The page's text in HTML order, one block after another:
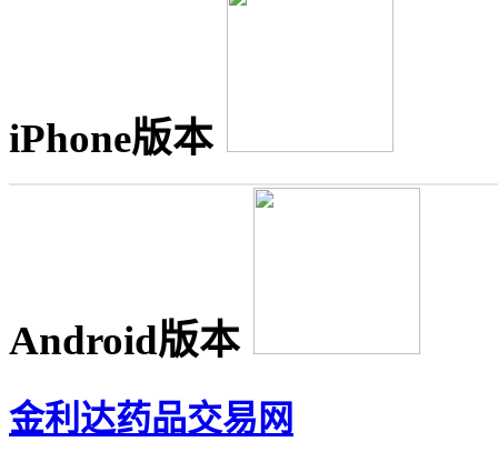
iPhone版本
Android版本
金利达药品交易网